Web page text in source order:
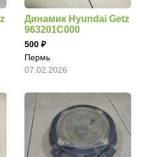
Динамик Hyundai Getz
963201C000
500
Пермь
07.02.2026